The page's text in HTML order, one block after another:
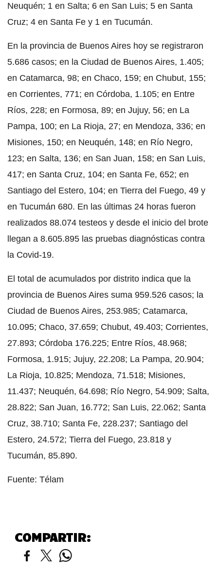
Neuquén; 1 en Salta; 6 en San Luis; 5 en Santa
Cruz; 4 en Santa Fe y 1 en Tucumán.
En la provincia de Buenos Aires hoy se registraron
5.686 casos; en la Ciudad de Buenos Aires, 1.405;
en Catamarca, 98; en Chaco, 159; en Chubut, 155;
en Corrientes, 771; en Córdoba, 1.105; en Entre
Ríos, 228; en Formosa, 89; en Jujuy, 56; en La
Pampa, 100; en La Rioja, 27; en Mendoza, 336; en
Misiones, 150; en Neuquén, 148; en Río Negro,
123; en Salta, 136; en San Juan, 158; en San Luis,
417; en Santa Cruz, 104; en Santa Fe, 652; en
Santiago del Estero, 104; en Tierra del Fuego, 49 y
en Tucumán 680. En las últimas 24 horas fueron
realizados 88.074 testeos y desde el inicio del brote
llegan a 8.605.895 las pruebas diagnósticas contra
la Covid-19.
El total de acumulados por distrito indica que la
provincia de Buenos Aires suma 959.526 casos; la
Ciudad de Buenos Aires, 253.985; Catamarca,
10.095; Chaco, 37.659; Chubut, 49.403; Corrientes,
27.893; Córdoba 176.225; Entre Ríos, 48.968;
Formosa, 1.915; Jujuy, 22.208; La Pampa, 20.904;
La Rioja, 10.825; Mendoza, 71.518; Misiones,
11.437; Neuquén, 64.698; Río Negro, 54.909; Salta,
28.822; San Juan, 16.772; San Luis, 22.062; Santa
Cruz, 38.710; Santa Fe, 228.237; Santiago del
Estero, 24.572; Tierra del Fuego, 23.818 y
Tucumán, 85.890.
Fuente: Télam
COMPARTIR: